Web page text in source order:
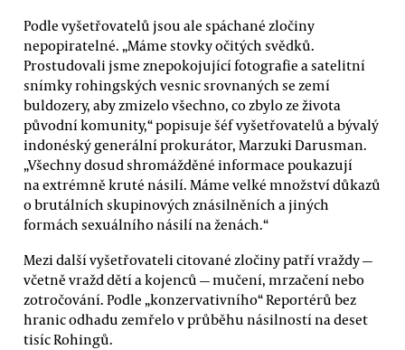
Podle vyšetřovatelů jsou ale spáchané zločiny
nepopiratelné. „Máme stovky očitých svědků.
Prostudovali jsme znepokojující fotografie a satelitní
snímky rohingských vesnic srovnaných se zemí
buldozery, aby zmizelo všechno, co zbylo ze života
původní komunity,“ popisuje šéf vyšetřovatelů a bývalý
indonéský generální prokurátor, Marzuki Darusman.
„Všechny dosud shromážděné informace poukazují
na extrémně kruté násilí. Máme velké množství důkazů
o brutálních skupinových znásilněních a jiných
formách sexuálního násilí na ženách.“
Mezi další vyšetřovateli citované zločiny patří vraždy —
včetně vražd dětí a kojenců — mučení, mrzačení nebo
zotročování. Podle „konzervativního“ Reportérů bez
hranic odhadu zemřelo v průběhu násilností na deset
tisíc Rohingů.